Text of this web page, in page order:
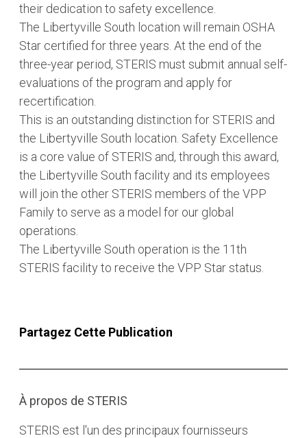
their dedication to safety excellence.
The Libertyville South location will remain OSHA
Star certified for three years. At the end of the
three-year period, STERIS must submit annual self-
evaluations of the program and apply for
recertification.
This is an outstanding distinction for STERIS and
the Libertyville South location. Safety Excellence
is a core value of STERIS and, through this award,
the Libertyville South facility and its employees
will join the other STERIS members of the VPP
Family to serve as a model for our global
operations.
The Libertyville South operation is the 11th
STERIS facility to receive the VPP Star status.
Partagez Cette Publication
À propos de STERIS
STERIS est l'un des principaux fournisseurs